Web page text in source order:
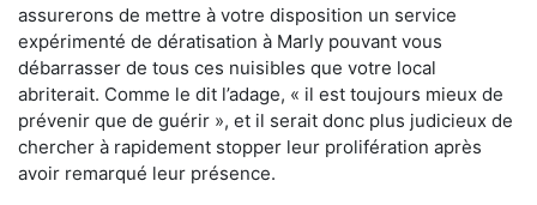
assurerons de mettre à votre disposition un service
expérimenté de dératisation à Marly pouvant vous
débarrasser de tous ces nuisibles que votre local
abriterait. Comme le dit l’adage, « il est toujours mieux de
prévenir que de guérir », et il serait donc plus judicieux de
chercher à rapidement stopper leur prolifération après
avoir remarqué leur présence.